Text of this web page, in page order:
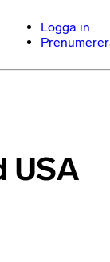
Logga in
USA